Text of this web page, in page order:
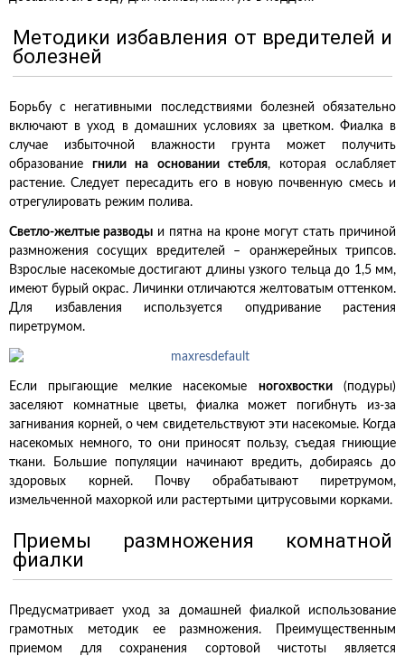
Методики избавления от вредителей и
болезней
Борьбу с негативными последствиями болезней обязательно
включают в уход в домашних условиях за цветком. Фиалка в
случае избыточной влажности грунта может получить
образованиегнили на основании стебля, которая ослабляет
растение. Следует пересадить его в новую почвенную смесь и
отрегулировать режим полива.
Светло-желтые разводы и пятна на кроне могут стать причиной
размножения сосущих вредителей – оранжерейных трипсов.
Взрослые насекомые достигают длины узкого тельца до 1,5 мм,
имеют бурый окрас. Личинки отличаются желтоватым оттенком.
Для избавления используется опудривание растения
пиретрумом.
Если прыгающие мелкие насекомые ногохвостки(подуры)
заселяют комнатные цветы, фиалка может погибнуть из-за
загнивания корней, о чем свидетельствуют эти насекомые. Когда
насекомых немного, то они приносят пользу, съедая гниющие
ткани. Большие популяции начинают вредить, добираясь до
здоровых корней. Почву обрабатывают пиретрумом,
измельченной махоркой или растертыми цитрусовыми корками.
Приемы размножения комнатной
фиалки
Предусматривает уход за домашней фиалкой использование
грамотных методик ее размножения. Преимущественным
приемом для сохранения сортовой чистоты является